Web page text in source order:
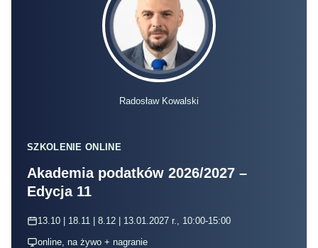
Radosław Kowalski
SZKOLENIE ONLINE
Akademia podatków 2026/2027 –
Edycja 11
13.10 | 18.11 | 8.12 | 13.01.2027 r., 10:00-15:00
online, na żywo + nagranie